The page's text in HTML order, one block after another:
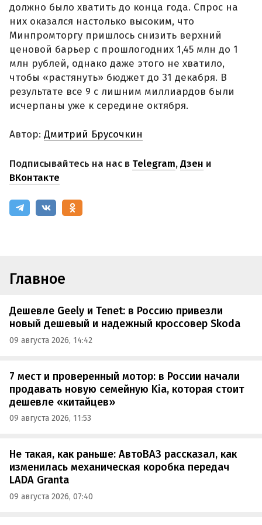
должно было хватить до конца года. Спрос на
них оказался настолько высоким, что
Минпромторгу пришлось снизить верхний
ценовой барьер с прошлогодних 1,45 млн до 1
млн рублей, однако даже этого не хватило,
чтобы «растянуть» бюджет до 31 декабря. В
результате все 9 с лишним миллиардов были
исчерпаны уже к середине октября.
Автор: Дмитрий Брусочкин
Подписывайтесь на нас в Telegram,Дзен и
ВКонтакте
Главное
Дешевле Geely и Tenet: в Россию привезли
новый дешевый и надежный кроссовер Skoda
09 августа 2026, 14:42
7 мест и проверенный мотор: в России начали
продавать новую семейную Kia, которая стоит
дешевле «китайцев»
09 августа 2026, 11:53
Не такая, как раньше: АвтоВАЗ рассказал, как
изменилась механическая коробка передач
LADA Granta
09 августа 2026, 07:40